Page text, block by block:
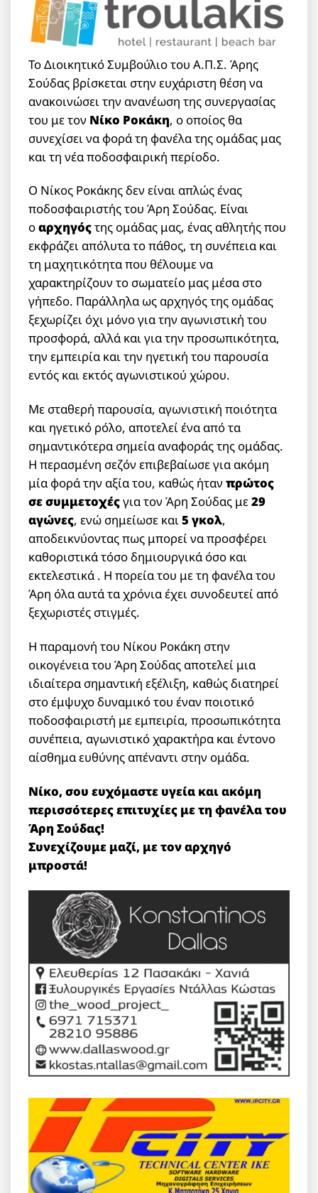
Το Διοικητικό Συμβούλιο του Α.Π.Σ. Άρης
Σούδας βρίσκεται στην ευχάριστη θέση να
ανακοινώσει την ανανέωση της συνεργασίας
του με τον Νίκο Ροκάκη, ο οποίος θα
συνεχίσει να φορά τη φανέλα της ομάδας μας
και τη νέα ποδοσφαιρική περίοδο.
Ο Νίκος Ροκάκης δεν είναι απλώς ένας
ποδοσφαιριστής του Άρη Σούδας. Είναι
οαρχηγόςτης ομάδας μας, ένας αθλητής που
εκφράζει απόλυτα το πάθος, τη συνέπεια και
τη μαχητικότητα που θέλουμε να
χαρακτηρίζουν το σωματείο μας μέσα στο
γήπεδο. Παράλληλα ως αρχηγός της ομάδας
ξεχωρίζει όχι μόνο για την αγωνιστική του
προσφορά, αλλά και για την προσωπικότητα,
την εμπειρία και την ηγετική του παρουσία
εντός και εκτός αγωνιστικού χώρου.
Με σταθερή παρουσία, αγωνιστική ποιότητα
και ηγετικό ρόλο, αποτελεί ένα από τα
σημαντικότερα σημεία αναφοράς της ομάδας.
Η περασμένη σεζόν επιβεβαίωσε για ακόμη
μία φορά την αξία του, καθώς ήτανπρώτος
σε συμμετοχέςγια τον Άρη Σούδας με29
αγώνες, ενώ σημείωσε και5 γκολ,
αποδεικνύοντας πως μπορεί να προσφέρει
καθοριστικά τόσο δημιουργικά όσο και
εκτελεστικά . Η πορεία του με τη φανέλα του
Άρη όλα αυτά τα χρόνια έχει συνοδευτεί από
ξεχωριστές στιγμές.
Η παραμονή του Νίκου Ροκάκη στην
οικογένεια του Άρη Σούδας αποτελεί μια
ιδιαίτερα σημαντική εξέλιξη, καθώς διατηρεί
στο έμψυχο δυναμικό του έναν ποιοτικό
ποδοσφαιριστή με εμπειρία, προσωπικότητα
συνέπεια, αγωνιστικό χαρακτήρα και έντονο
αίσθημα ευθύνης απέναντι στην ομάδα.
Νίκο, σου ευχόμαστε υγεία και ακόμη
περισσότερες επιτυχίες με τη φανέλα του
Άρη Σούδας!
Συνεχίζουμε μαζί, με τον αρχηγό
μπροστά!